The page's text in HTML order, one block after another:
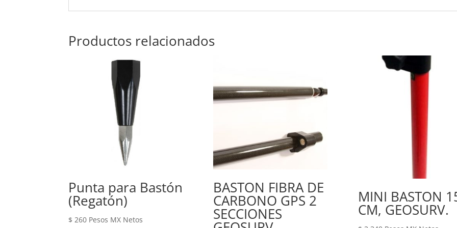
Productos relacionados
Punta para Bastón
(Regatón)
$ 260 Pesos MX Netos
BASTON FIBRA DE
CARBONO GPS 2
SECCIONES
MINI BASTON
CM, GEOSURV.